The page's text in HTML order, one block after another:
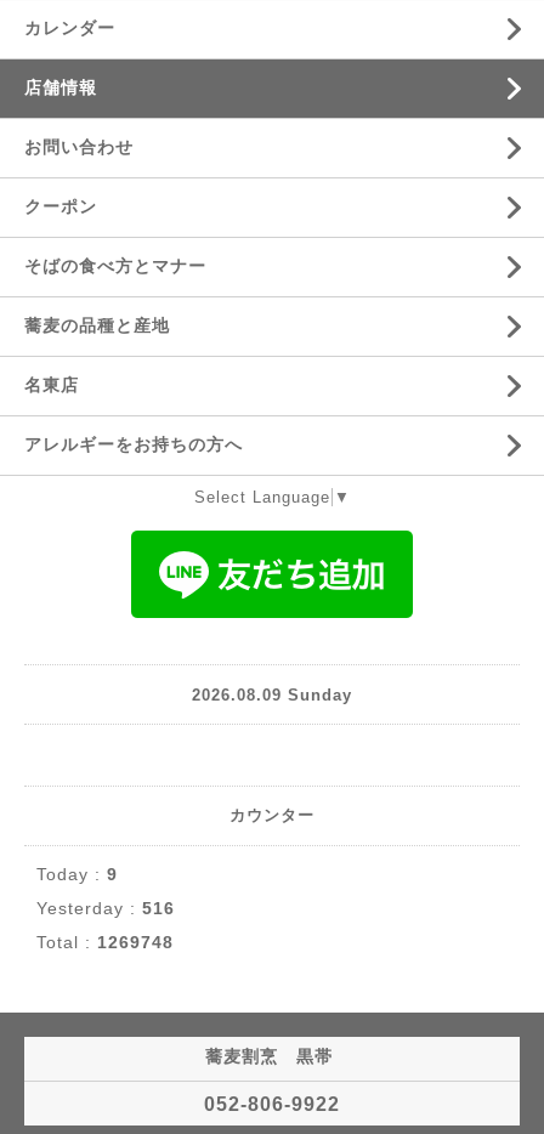
カレンダー
店舗情報
お問い合わせ
クーポン
そばの食べ方とマナー
蕎麦の品種と産地
名東店
アレルギーをお持ちの方へ
Select Language ▼
2026.08.09 Sunday
カウンター
Today : 9
Yesterday : 516
Total : 1269748
蕎麦割烹 黒帯
052-806-9922